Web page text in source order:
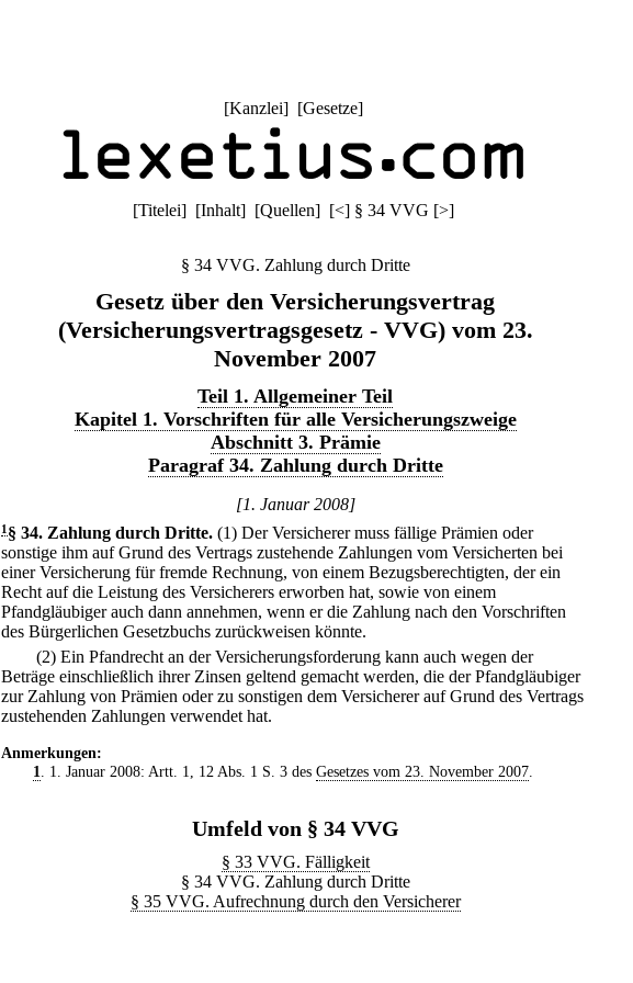
[Kanzlei] [Gesetze]
[Titelei] [Inhalt] [Quellen] [<] § 34 VVG [>]
§ 34 VVG. Zahlung durch Dritte
Gesetz über den Versicherungsvertrag
(Versicherungsvertragsgesetz - VVG) vom 23.
November 2007
Teil 1. Allgemeiner Teil
Kapitel 1. Vorschriften für alle Versicherungszweige
Abschnitt 3. Prämie
Paragraf 34. Zahlung durch Dritte
[1. Januar 2008]
1 § 34. Zahlung durch Dritte. (1) Der Versicherer muss fällige Prämien oder
sonstige ihm auf Grund des Vertrags zustehende Zahlungen vom Versicherten bei
einer Versicherung für fremde Rechnung, von einem Bezugsberechtigten, der ein
Recht auf die Leistung des Versicherers erworben hat, sowie von einem
Pfandgläubiger auch dann annehmen, wenn er die Zahlung nach den Vorschriften
des Bürgerlichen Gesetzbuchs zurückweisen könnte.
(2) Ein Pfandrecht an der Versicherungsforderung kann auch wegen der
Beträge einschließlich ihrer Zinsen geltend gemacht werden, die der Pfandgläubiger
zur Zahlung von Prämien oder zu sonstigen dem Versicherer auf Grund des Vertrags
zustehenden Zahlungen verwendet hat.
Anmerkungen:
1. 1. Januar 2008: Artt. 1, 12 Abs. 1 S. 3 des Gesetzes vom 23. November 2007.
Umfeld von § 34 VVG
§ 33 VVG. Fälligkeit
§ 34 VVG. Zahlung durch Dritte
§ 35 VVG. Aufrechnung durch den Versicherer